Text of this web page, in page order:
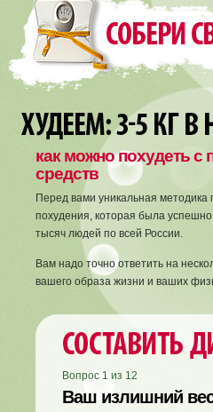
как можно похудеть
средств
Перед вами уникальная
похудения, которая была
тысяч людей по всей России.
Вам надо точно ответить на
вашего образа жизни и ваших
Вопрос 1 из 12
Ваш излишний